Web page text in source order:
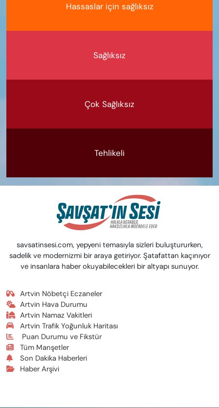
Hassaslar için sağlıksız
Sağlıksız
Çok Sağlıksız
Tehlikeli
savsatinsesi.com, yepyeni temasıyla sizleri buluştururken,
sadelik ve modernizmi bir araya getiriyor. Şatafattan kaçınıyor
ve insanlara haber okuyabilecekleri bir altyapı sunuyor.
Artvin Nöbetçi Eczaneler
Artvin Hava Durumu
Artvin Namaz Vakitleri
Artvin Trafik Yoğunluk Haritası
Puan Durumu ve Fikstür
Tüm Manşetler
Son Dakika Haberleri
Haber Arşivi